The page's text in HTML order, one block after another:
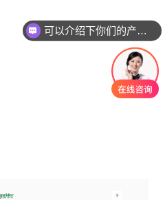
可以介绍下你们的产品么